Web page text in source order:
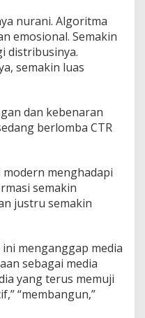
nurani. Algoritma
emosional. Semakin
distribusinya.
semakin luas
dan kebenaran
berlomba CTR
menghadapi
semakin
justru semakin
menganggap media
sebagai media
yang terus memuji
“membangun,”